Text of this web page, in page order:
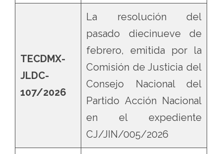
TECDMX-
JLDC-
107/2026
La resolución del
pasado diecinueve de
febrero, emitida por la
Comisión de Justicia del
Consejo Nacional del
Partido Acción Nacional
en el expediente
CJ/JIN/005/2026